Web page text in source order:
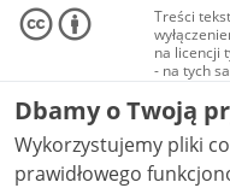
Treści
na licencji
- na tych
Materiały
audio i
Creative
NC-ND
Dbamy o Twoją
Wykorzystujemy pliki
prawidłowego